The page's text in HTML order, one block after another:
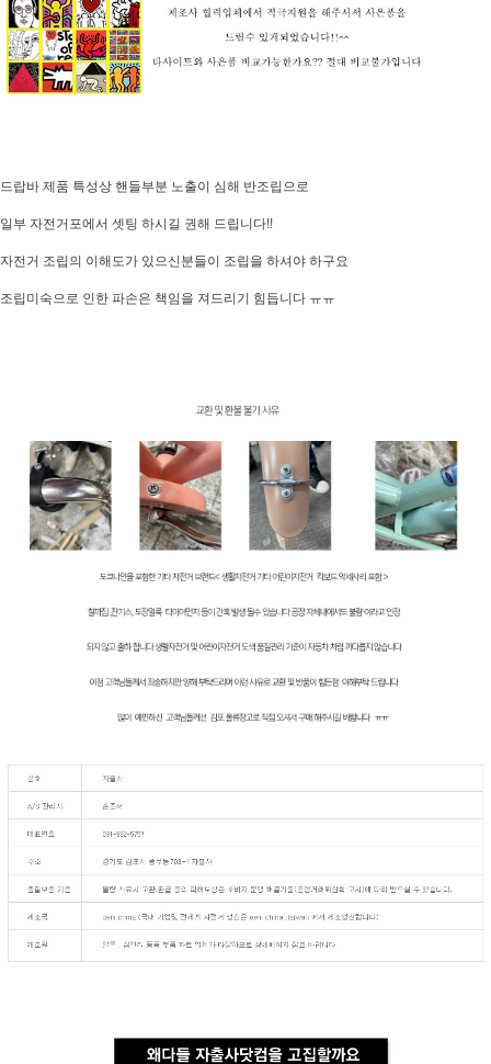
드랍바 제품 특성상 핸들부분 노출이 심해 반조립으로
일부 자전거포에서 셋팅 하시길 권해 드립니다!!
자전거 조립의 이해도가 있으신분들이 조립을 하셔야 하구요
조립미숙으로 인한 파손은 책임을 져드리기 힘듭니다 ㅠㅠ